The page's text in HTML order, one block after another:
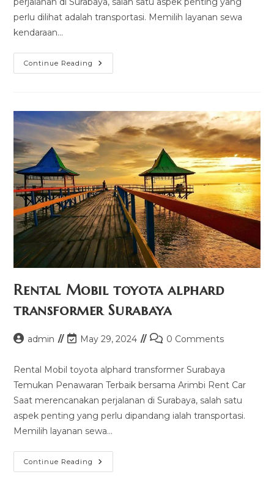
perlu dilihat adalah transportasi. Memilih layanan sewa
kendaraan…
Continue Reading Rental
Mobil
Rental Mobil toyota alphard
transformer Surabaya
Postadmin
Post
modified:
May 29, 2024
Post0 Comments
Rental Mobil toyota alphard transformer Surabaya
Temukan Penawaran Terbaik bersama Arimbi Rent Car
Saat merencanakan perjalanan di Surabaya, salah satu
aspek penting yang perlu dipandang ialah transportasi.
Memilih layanan sewa…
Continue Reading Rental
Mobil